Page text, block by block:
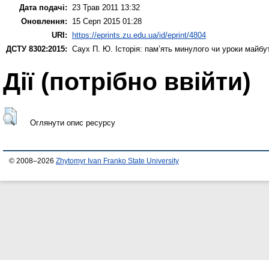
Дата подачі:
23 Трав 2011 13:32
Оновлення:
15 Серп 2015 01:28
URI: https://eprints.zu.edu.ua/id/eprint/4804
ДСТУ 8302:2015: Саух П. Ю. Історія: пам’ять минулого чи уроки
Дії ​​(потрібно ввійти)
Оглянути опис ресурсу
© 2008–2026 Zhytomyr Ivan Franko State University